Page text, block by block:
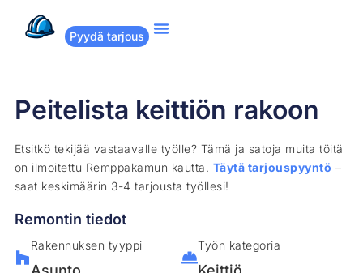
Pyydä tarjous
Peitelista keittiön rakoon
Etsitkö tekijää vastaavalle työlle? Tämä ja satoja muita töitä
on ilmoitettu Remppakamun kautta. Täytä tarjouspyyntö –
saat keskimäärin 3-4 tarjousta työllesi!
Remontin tiedot
Rakennuksen tyyppi Työn kategoria